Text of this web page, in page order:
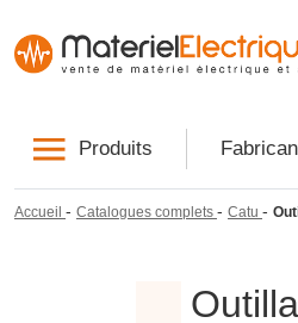
Produits
Accueil - Catalogues complets - Catu -